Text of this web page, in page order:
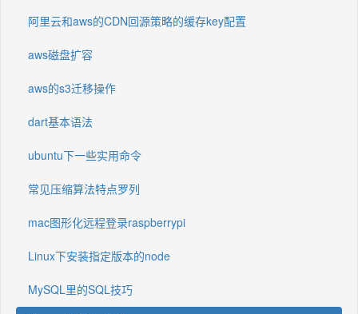
阿里云和aws的CDN回源策略的缓存key配置
aws磁盘扩容
aws的s3迁移操作
dart基本语法
ubuntu下一些实用命令
常见压缩算法特点罗列
mac图形化远程登录raspberrypi
Linux下安装指定版本的node
MySQL里的SQL技巧